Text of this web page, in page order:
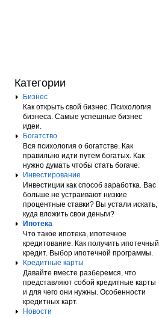
Категории
Бизнес
Как открыть свой бизнес. Психология
бизнеса. Самые успешные бизнес
идеи.
Богатство
Вся психология о богатстве. Как
правильно идти путем богатых. Как
нужно думать чтобы стать богаче.
Инвестирование
Инвестиции как способ заработка. Вас
больше не устраивают низкие
процентные ставки? Вы устали искать,
куда вложить свои деньги?
Ипотека
Что такое ипотека, ипотечное
кредитование. Как получить ипотечный
кредит. Выбор ипотечной программы.
Кредитные карты
Давайте вместе разберемся, что
представляют собой кредитные карты
и для чего они нужны. Особенности
кредитных карт.
Новости